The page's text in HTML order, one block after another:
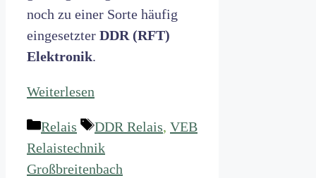
noch zu einer Sorte häufig
eingesetzter DDR (RFT)
Elektronik.
Weiterlesen
Kategorien
Relais Schlagwörter
DDR Relais, VEB
Relaistechnik
Großbreitenbach